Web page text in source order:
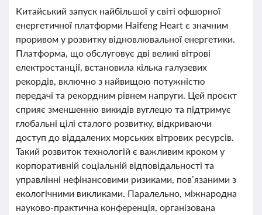
Китайський запуск найбільшої у світі офшорної
енергетичної платформи Haifeng Heart є значним
проривом у розвитку відновлювальної енергетики.
Платформа, що обслуговує дві великі вітрові
електростанції, встановила кілька галузевих
рекордів, включно з найвищою потужністю
передачі та рекордним рівнем напруги. Цей проєкт
сприяє зменшенню викидів вуглецю та підтримує
глобальні цілі сталого розвитку, відкриваючи
доступ до віддалених морських вітрових ресурсів.
Такий розвиток технологій є важливим кроком у
корпоративній соціальній відповідальності та
управлінні нефінансовими ризиками, пов’язаними з
екологічними викликами. Паралельно, міжнародна
науково-практична конференція, організована